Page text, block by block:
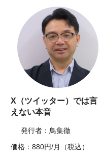
X（ツイッター）では言
えない本音
発行者：鳥集徹
価格：880円/月（税込）